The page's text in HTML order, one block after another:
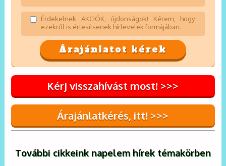
Érdekelnek AKCIÓK, újdonságok! Kérem, hogy
ezekről is értesítsenek hírlevelek formájában.
Kérj visszahívást most! >>>
Árajánlatkérés, itt! >>>
További cikkeink napelem hírek témakörben